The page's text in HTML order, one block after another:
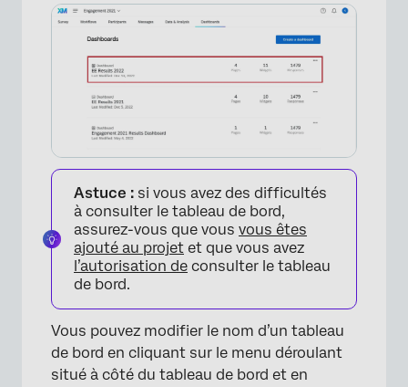
×
Astuce : si vous avez des difficultés
à consulter le tableau de bord,
assurez-vous que vous vous êtes
ajouté au projet et que vous avez
l’autorisation de consulter le tableau
de bord.
Vous pouvez modifier le nom d’un tableau
de bord en cliquant sur le menu déroulant
situé à côté du tableau de bord et en